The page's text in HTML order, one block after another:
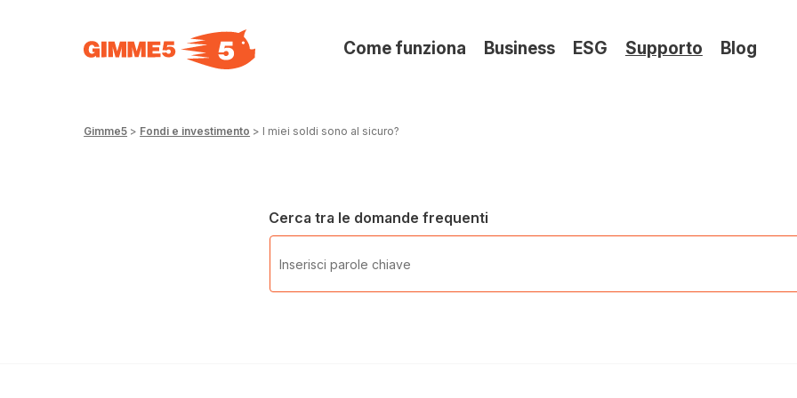
Come funziona Business ESG Supporto Blog(si
Gimme5 > Fondi e investimento > I miei soldi sono al sicuro?
Cerca tra le domande frequenti